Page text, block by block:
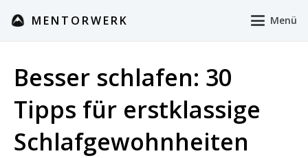
MENTORWERK Menü
Besser schlafen: 30
Tipps für erstklassige
Schlafgewohnheiten